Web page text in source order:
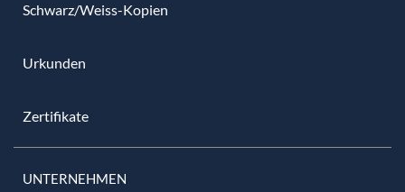
Schwarz/Weiss-Kopien
Urkunden
Zertifikate
UNTERNEHMEN